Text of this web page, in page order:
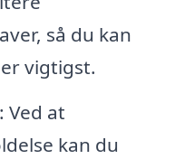
så du kan
vigtigst.
Ved at
kan du